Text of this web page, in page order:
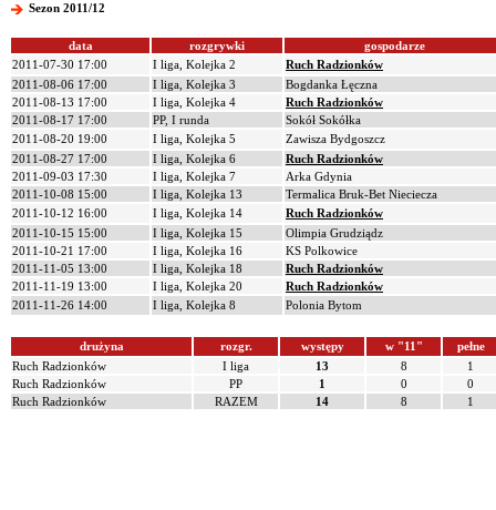
Sezon 2011/12
data rozgrywki
gospodarze
2011-07-30 17:00
I liga, Kolejka 2
Ruch Radzionków
2011-08-06 17:00
I liga, Kolejka 3
Bogdanka Łęczna
2011-08-13 17:00
I liga, Kolejka 4
Ruch Radzionków
2011-08-17 17:00
PP, I runda
Sokół Sokółka
2011-08-20 19:00
I liga, Kolejka 5
Zawisza Bydgoszcz
2011-08-27 17:00
I liga, Kolejka 6
Ruch Radzionków
2011-09-03 17:30
I liga, Kolejka 7
Arka Gdynia
2011-10-08 15:00
I liga, Kolejka 13
Termalica Bruk-Bet Nieciecza
2011-10-12 16:00
I liga, Kolejka 14
Ruch Radzionków
2011-10-15 15:00
I liga, Kolejka 15
Olimpia Grudziądz
2011-10-21 17:00
I liga, Kolejka 16
KS Polkowice
2011-11-05 13:00
I liga, Kolejka 18
Ruch Radzionków
2011-11-19 13:00
I liga, Kolejka 20
Ruch Radzionków
2011-11-26 14:00
I liga, Kolejka 8 Polonia Bytom
drużyna rozgr. występy w "11"
pełne
Ruch Radzionków
I liga 13 8
1
Ruch Radzionków
PP 1 0
0
Ruch Radzionków
RAZEM 14 8 1